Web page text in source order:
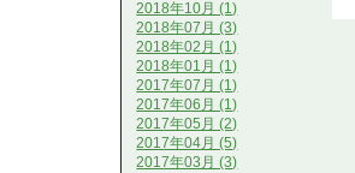
2018年10月 (1)
2018年07月 (3)
2018年02月 (1)
2018年01月 (1)
2017年07月 (1)
2017年06月 (1)
2017年05月 (2)
2017年04月 (5)
2017年03月 (3)